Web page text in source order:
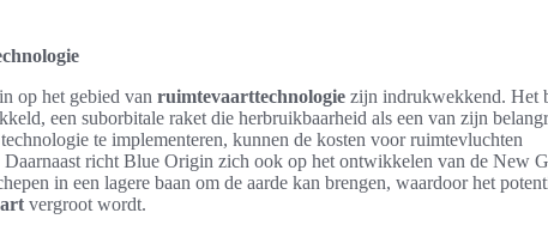
op het gebied van ruimtevaarttechnologie zijn indrukwekkend. Het
een suborbitale raket die herbruikbaarheid als een van zijn
te implementeren, kunnen de kosten voor ruimtevluchten
richt Blue Origin zich ook op het ontwikkelen van de New
in een lagere baan om de aarde kan brengen, waardoor het
vergroot wordt.